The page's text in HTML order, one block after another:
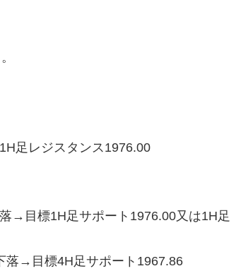
足レジスタンス1976.00
→目標1H足サポート1976.00又は1H足
落→目標4H足サポート1967.86